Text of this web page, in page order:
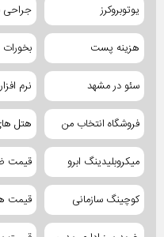
یوتوبروکرز جراحی
هزینه پست بخورات
سئو در مشهد نرم افزار CRM
فروشگاه انتخاب من هتل
میکروبلیدینگ ابرو قیمت
کوچینگ سازمانی قیمت